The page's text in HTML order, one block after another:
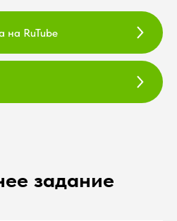
на RuTube
задание